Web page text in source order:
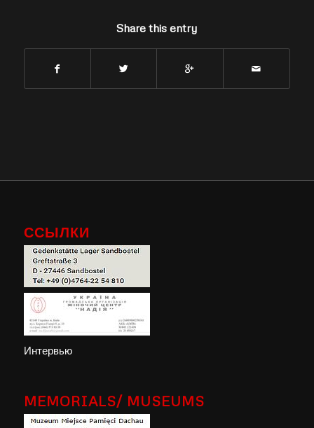
Share this entry
ССЫЛКИ
Интервью
MEMORIALS/ MUSEUMS